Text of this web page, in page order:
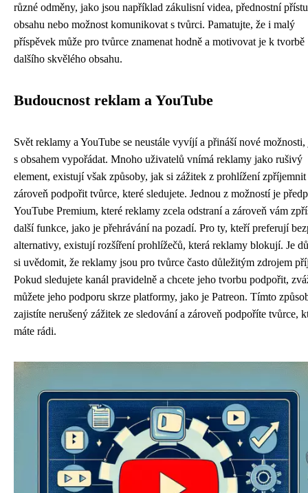
různé odměny, jako jsou například zákulisní videa, přednostní
obsahu nebo možnost komunikovat s tvůrci. Pamatujte, že i malý
příspěvek může pro tvůrce znamenat hodně a motivovat je k tvorbě
dalšího skvělého obsahu.
Budoucnost reklam a YouTube
Svět reklamy a YouTube se neustále vyvíjí a přináší nové možnosti,
s obsahem vypořádat. Mnoho uživatelů vnímá reklamy jako rušivý
element, existují však způsoby, jak si zážitek z prohlížení zpříjemnit
zároveň podpořit tvůrce, které sledujete. Jednou z možností je
YouTube Premium, které reklamy zcela odstraní a zároveň vám
další funkce, jako je přehrávání na pozadí. Pro ty, kteří preferují
alternativy, existují rozšíření prohlížečů, která reklamy blokují. Je
si uvědomit, že reklamy jsou pro tvůrce často důležitým zdrojem
Pokud sledujete kanál pravidelně a chcete jeho tvorbu podpořit,
můžete jeho podporu skrze platformy, jako je Patreon. Tímto
zajistíte nerušený zážitek ze sledování a zároveň podpoříte tvůrce,
máte rádi.